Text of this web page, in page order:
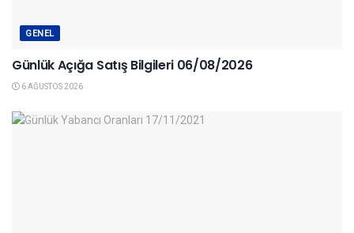
GENEL
Günlük Açığa Satış Bilgileri 06/08/2026
6 AĞUSTOS 2026